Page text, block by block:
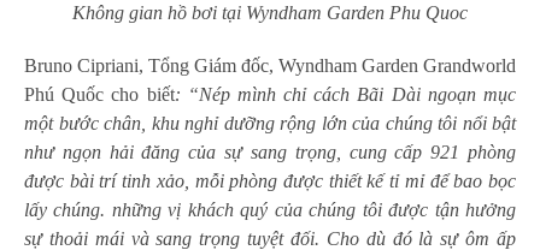
Không gian hồ bơi tại Wyndham Garden Phu Quoc
Bruno Cipriani, Tổng Giám đốc, Wyndham Garden Grandworld
Phú Quốc cho biết: “Nép mình chỉ cách Bãi Dài ngoạn mục
một bước chân, khu nghỉ dưỡng rộng lớn của chúng tôi nổi bật
như ngọn hải đăng của sự sang trọng, cung cấp 921 phòng
được bài trí tinh xảo, mỗi phòng được thiết kế tỉ mỉ để bao bọc
lấy chúng. những vị khách quý của chúng tôi được tận hưởng
sự thoải mái và sang trọng tuyệt đối. Cho dù đó là sự ôm ấp